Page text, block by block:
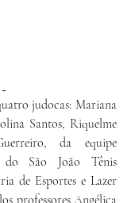
judocas: Mariana
Santos, Riquelme
da equipe
São João Tênis
de Esportes e Lazer
professores Angélica